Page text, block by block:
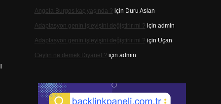
Angela Burgos kaç yaşında ? için Duru Aslan
Adaptasyon genin işleyişini değiştirir mi ? için admin
Adaptasyon genin işleyişini değiştirir mi ? için Uçan
Ceylin ne demek Diyanet ? için admin